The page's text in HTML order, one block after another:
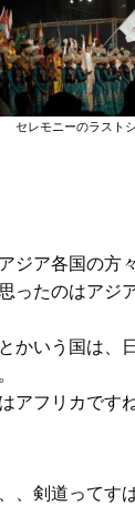
セレモニーのラスト
ジア各国の方
ったのはアジ
かいう国は、
アフリカです
、剣道ってす